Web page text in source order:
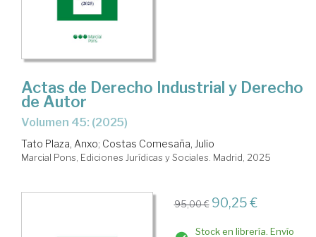
Actas de Derecho Industrial y Derecho
de Autor
Volumen 45: (2025)
Tato Plaza, Anxo; Costas Comesaña, Julio
Marcial Pons, Ediciones Jurídicas y Sociales. Madrid, 2025
95,00 € 90,25 €
Stock en librería. Envío